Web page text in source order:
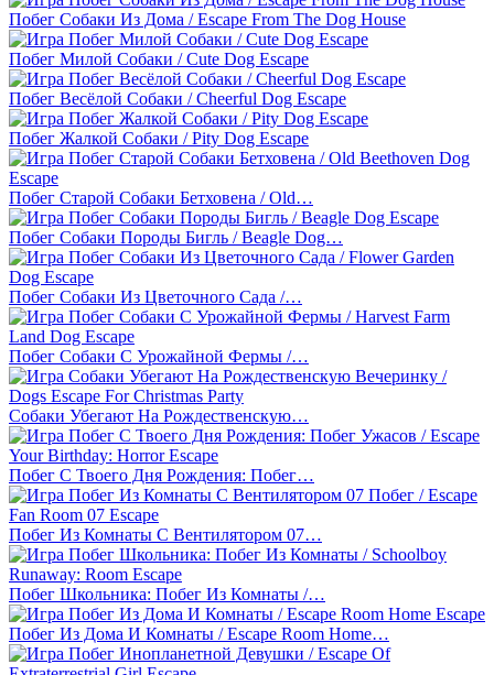
Побег Собаки Из Дома / Escape From The Dog House
Побег Милой Собаки / Cute Dog Escape
Побег Весёлой Собаки / Cheerful Dog Escape
Побег Жалкой Собаки / Pity Dog Escape
Побег Старой Собаки Бетховена / Old…
Побег Собаки Породы Бигль / Beagle Dog…
Побег Собаки Из Цветочного Сада /…
Побег Собаки С Урожайной Фермы /…
Собаки Убегают На Рождественскую…
Побег С Твоего Дня Рождения: Побег…
Побег Из Комнаты С Вентилятором 07…
Побег Школьника: Побег Из Комнаты /…
Побег Из Дома И Комнаты / Escape Room Home…